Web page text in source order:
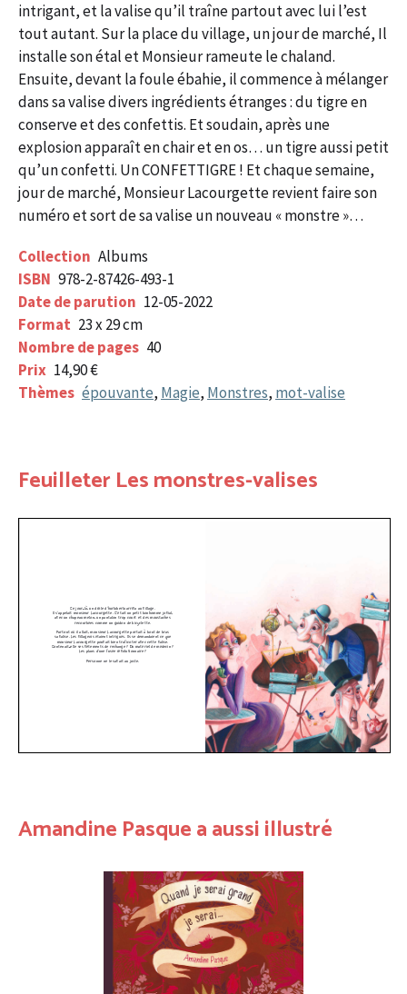
intrigant, et la valise qu’il traîne partout avec lui l’est
tout autant. Sur la place du village, un jour de marché, Il
installe son étal et Monsieur rameute le chaland.
Ensuite, devant la foule ébahie, il commence à mélanger
dans sa valise divers ingrédients étranges : du tigre en
conserve et des confettis. Et soudain, après une
explosion apparaît en chair et en os… un tigre aussi petit
qu’un confetti. Un CONFETTIGRE ! Et chaque semaine,
jour de marché, Monsieur Lacourgette revient faire son
numéro et sort de sa valise un nouveau « monstre »…
Collection Albums
ISBN 978-2-87426-493-1
Date de parution 12-05-2022
Format 23 x 29 cm
Nombre de pages 40
Prix 14,90 €
Thèmes épouvante, Magie, Monstres, mot-valise
Feuilleter Les monstres-valises
Amandine Pasque a aussi illustré